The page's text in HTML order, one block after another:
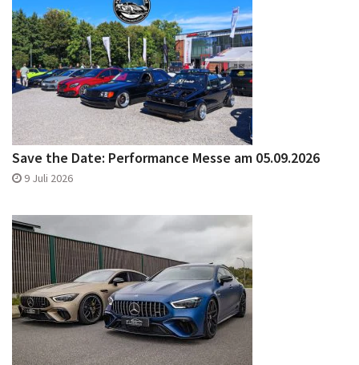
Save the Date: Performance Messe am 05.09.2026
9 Juli 2026